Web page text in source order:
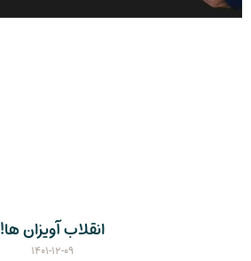
انقلاب آویزان ها!
۱۴۰۱-۱۲-۰۹